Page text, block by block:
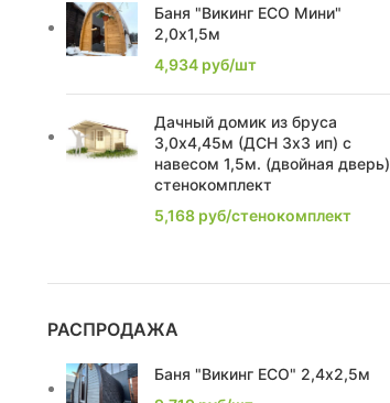
2,0
2,39
2.1
2.2 1
Баня "Викинг ECO Мини"
2,0х1,5м
4,934 руб/шт
Дачный домик из бруса
3,0х4,45м (ДСН 3х3 ип) с
навесом 1,5м. (двойная дверь)
стенокомплект
5,168 руб/стенокомплект
РАСПРОДАЖА
Баня "Викинг ECO" 2,4х2,5м